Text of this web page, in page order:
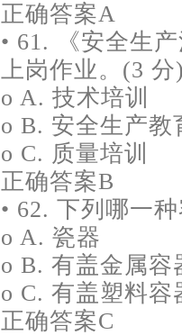
正确答案A
• 61. 《安全生
上岗作业。(3 分
o A. 技术培训
o B. 安全生产教
o C. 质量培训
正确答案B
• 62. 下列哪一
o A. 瓷器
o B. 有盖金属容
o C. 有盖塑料容
正确答案C